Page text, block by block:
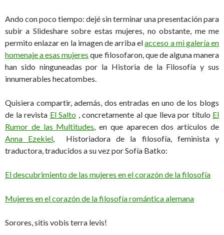
Ando con poco tiempo: dejé sin terminar una presentación para
subir a Slideshare sobre estas mujeres, no obstante, me me
permito enlazar en la imagen de arriba elacceso a mi galería en
homenaje a esas mujeres que filosofaron, que de alguna manera
han sido ninguneadas por la Historia de la Filosofía y sus
innumerables hecatombes.
Quisiera compartir, además, dos entradas en uno de los blogs
de la revista El Salto , concretamente al que lleva por título El
Rumor de las Multitudes , en que aparecen dos artículos de
Anna Ezekiel , Historiadora de la filosofía, feminista y
traductora, traducidos a su vez por Sofía Batko:
El descubrimiento de las mujeres en el corazón de la filosofía
Mujeres en el corazón de la filosofía romántica alemana
Sorores, sitis vobis terra levis!